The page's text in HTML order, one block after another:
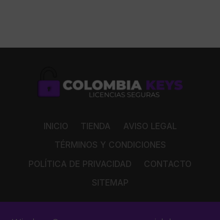
INICIO TIENDA
AVISO LEGAL
TÉRMINOS Y CONDICIONES
POLÍTICA DE PRIVACIDAD
CONTACTO
SITEMAP